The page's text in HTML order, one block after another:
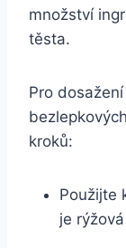
množství
těsta.
Pro
kroků:
Použijte
je